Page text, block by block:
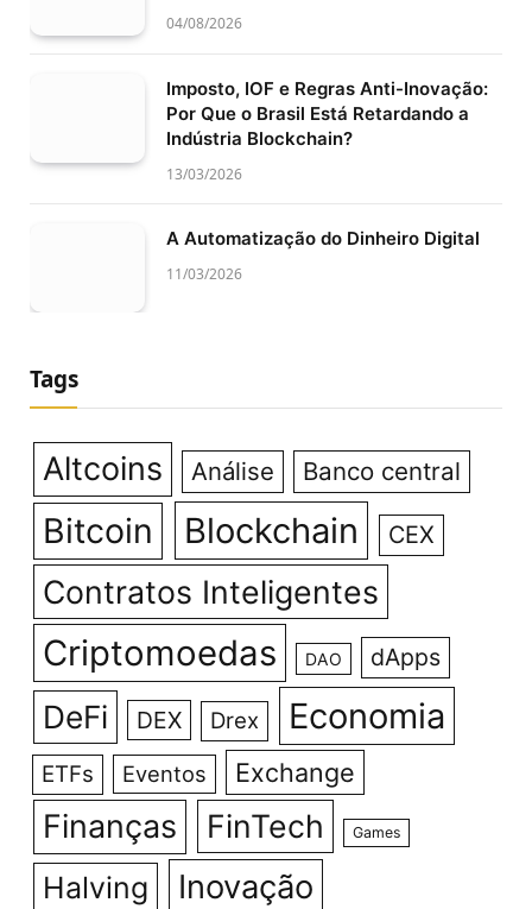
04/08/2026
Imposto, IOF e Regras Anti-Inovação:
Por Que o Brasil Está Retardando a
Indústria Blockchain?
13/03/2026
A Automatização do Dinheiro Digital
11/03/2026
Tags
Altcoins Análise Banco central
Bitcoin Blockchain CEX
Contratos Inteligentes
Criptomoedas DAO dApps
DeFi DEX Drex Economia
ETFs Eventos Exchange
Finanças FinTech Games
Halving Inovação